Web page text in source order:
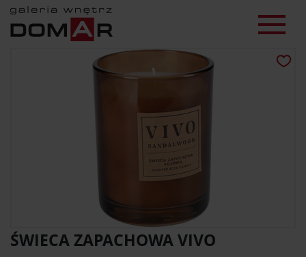
ŚWIECA ZAPACHOWA VIVO